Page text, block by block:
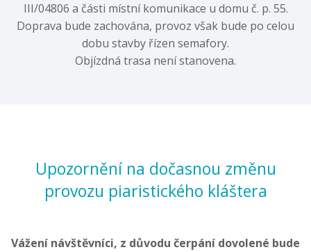
III/04806 a části místní komunikace u domu č. p. 55.
Doprava bude zachována, provoz však bude po celou
dobu stavby řízen semafory.
Objízdná trasa není stanovena.
Upozornění na dočasnou změnu
provozu piaristického kláštera
Vážení návštěvníci, z důvodu čerpání dovolené bude